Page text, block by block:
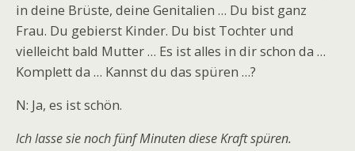
in deine Brüste, deine Genitalien … Du bist ganz
Frau. Du gebierst Kinder. Du bist Tochter und
vielleicht bald Mutter … Es ist alles in dir schon da …
Komplett da … Kannst du das spüren …?
N: Ja, es ist schön.
Ich lasse sie noch fünf Minuten diese Kraft spüren.